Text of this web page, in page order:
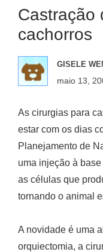
Castração
cachorros
GISELE
maio 13,
As cirurgias para
estar com os dias
Planejamento de
uma injeção à
as células que
tornando o animal
A novidade é uma
orquiectomia, a